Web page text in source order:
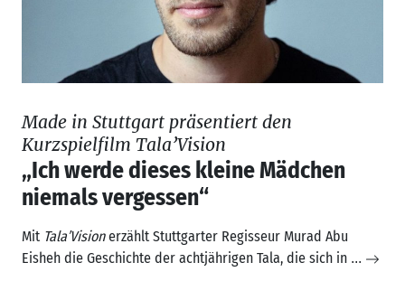
Made in Stuttgart präsentiert den
Kurzspielfilm Tala’Vision
„Ich werde dieses kleine Mädchen
niemals vergessen“
Mit Tala’Visionerzählt Stuttgarter Regisseur Murad Abu
Eisheh die Geschichte der achtjährigen Tala, die sich in ...